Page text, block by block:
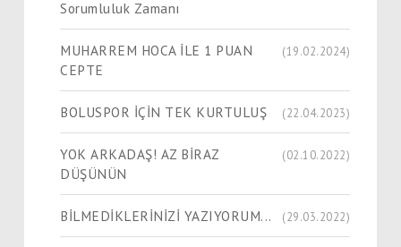
Sorumluluk Zamanı
MUHARREM HOCA İLE 1 PUAN
CEPTE
(19.02.2024)
BOLUSPOR İÇİN TEK KURTULUŞ (22.04.2023)
YOK ARKADAŞ! AZ BİRAZ
DÜŞÜNÜN
(02.10.2022)
BİLMEDİKLERİNİZİ YAZIYORUM... (29.03.2022)